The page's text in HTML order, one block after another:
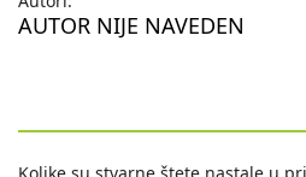
AUTOR NIJE NAVEDEN